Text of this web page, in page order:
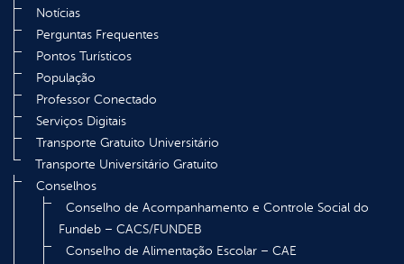
Notícias
Perguntas Frequentes
Pontos Turísticos
População
Professor Conectado
Serviços Digitais
Transporte Gratuito Universitário
Transporte Universitário Gratuito
Conselhos
Conselho de Acompanhamento e Controle Social do
Fundeb – CACS/FUNDEB
Conselho de Alimentação Escolar – CAE